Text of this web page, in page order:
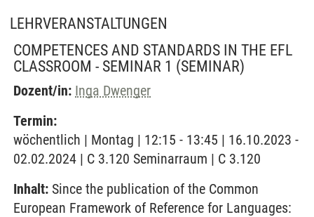
LEHRVERANSTALTUNGEN
COMPETENCES AND STANDARDS IN THE EFL
CLASSROOM - SEMINAR 1 (SEMINAR)
Dozent/in: Inga Dwenger
Termin:
wöchentlich | Montag | 12:15 - 13:45 | 16.10.2023 -
02.02.2024 | C 3.120 Seminarraum | C 3.120
Inhalt: Since the publication of the Common
European Framework of Reference for Languages: